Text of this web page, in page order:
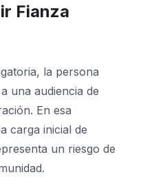
Fianza
la persona
una audiencia de
En esa
carga inicial de
un riesgo de